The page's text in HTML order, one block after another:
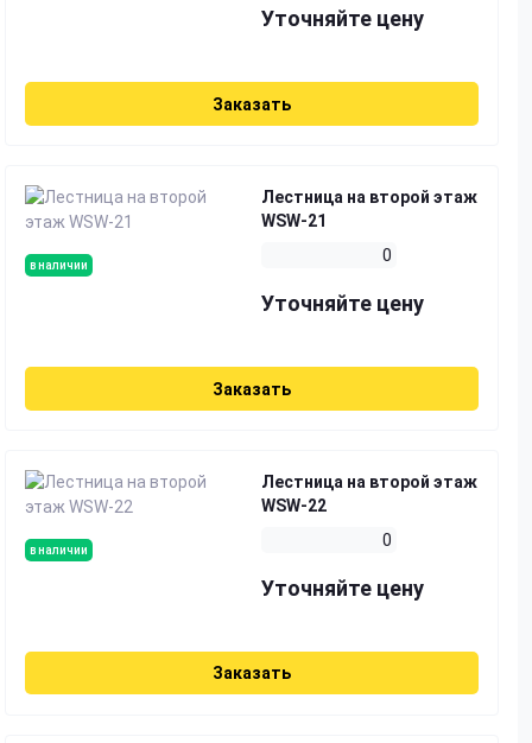
Уточняйте цену
Заказать
в наличии
Лестница на второй этаж
WSW-21
0
Уточняйте цену
Заказать
в наличии
Лестница на второй этаж
WSW-22
0
Уточняйте цену
Заказать